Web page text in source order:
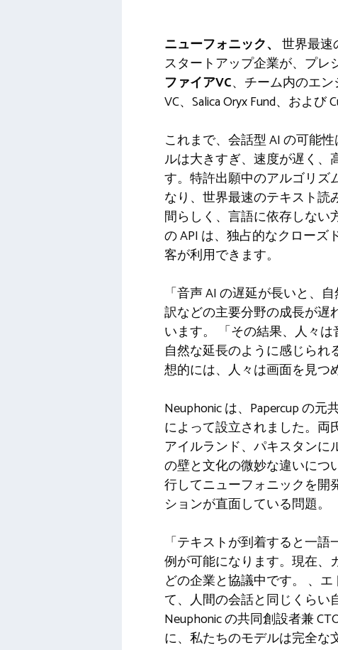
ニューフォニック、 世界最速
スタートアップ企業が、プレ
ファイアVC、チーム内のエ
VC、Salica Oryx Fund、および
これまで、会話型 AI の可能
ルは大きすぎ、速度が遅く、
す。特許出願中のアルゴリズ
なり、世界最速のテキスト読
間らしく、言語に依存しない
の API は、独占的なクロー
客が利用できます。
「音声 AI の遅延が長いと、
訳などの主要分野の成長が遅
います。 「その結果、人々
自然な延長のように感じら
想的には、人々は画面を見つ
Neuphonic は、Papercup の元
によって設立されました。両
アイルランド、パキスタン
の壁と文化の微妙な違いにつ
行してニューフォニックを開
ションが直面している問題。
「テキストが到着すると一
例が可能になります。現在、
どの企業と協議中です。 、
て、人間の会話と同じくらい
Neuphonic の共同創設者兼
に、私たちのモデルは完全な